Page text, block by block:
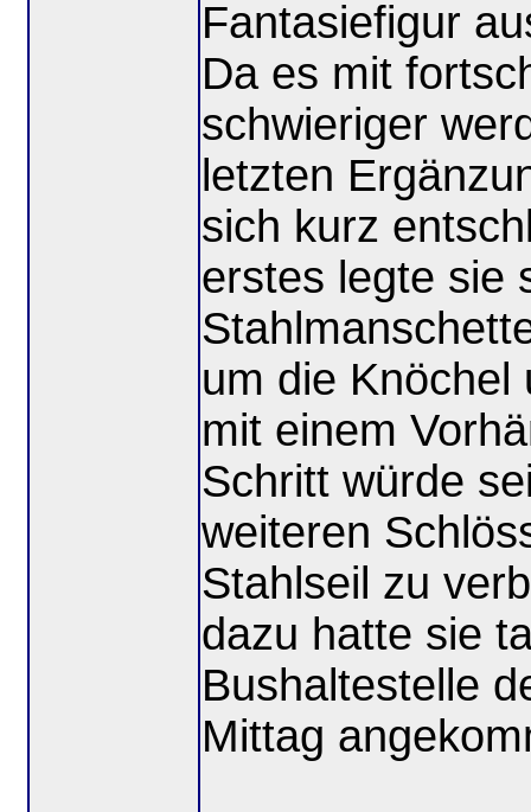
Fantasiefigur
Da es mit
schwieriger
letzten
sich kurz
erstes legte sie
um die Knöchel
mit einem
Schritt würde
weiteren
Stahlseil zu
dazu hatte sie
Bushaltestelle
Mittag